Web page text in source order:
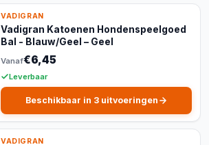
VADIGRAN
Vadigran Katoenen Hondenspeelgoed
Bal - Blauw/Geel – Geel
Vanaf€6,45
Leverbaar
Beschikbaar in 3 uitvoeringen
VADIGRAN